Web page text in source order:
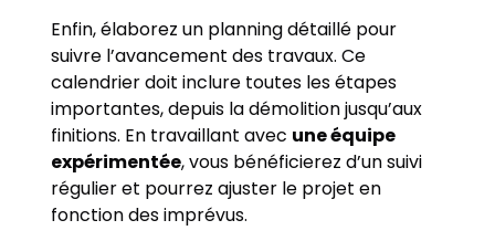
Enfin, élaborez un planning détaillé pour
suivre l’avancement des travaux. Ce
calendrier doit inclure toutes les étapes
importantes, depuis la démolition jusqu’aux
finitions. En travaillant avec une équipe
expérimentée, vous bénéficierez d’un suivi
régulier et pourrez ajuster le projet en
fonction des imprévus.